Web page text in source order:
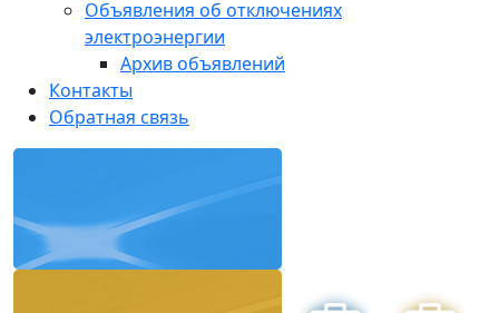
Объявления об отключениях
электроэнергии
Архив объявлений
Контакты
Обратная связь